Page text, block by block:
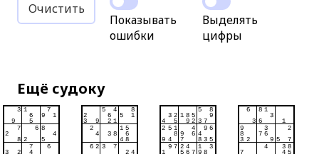
Очистить
Показывать
ошибки
Выделять
цифры
Ещё судоку